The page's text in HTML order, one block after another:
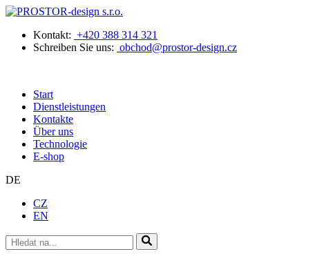
Kontakt: +420 388 314 321
Schreiben Sie uns: obchod@prostor-design.cz
Start
Dienstleistungen
Kontakte
Über uns
Technologie
E-shop
DE
CZ
EN